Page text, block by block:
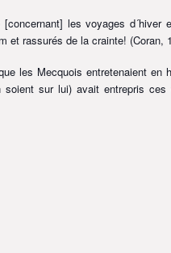
les voyages d´hiver
et rassurés de la crainte! (Coran,
les Mecquois entretenaient
soient sur lui) avait entrepris